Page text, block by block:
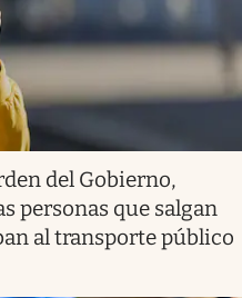
del Gobierno,
personas que salgan
al transporte público